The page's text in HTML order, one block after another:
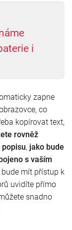
i
zapne
co
kopírovat text,
rovněž
, jako bude
s vaším
mít přístup k
uvidíte přímo
snadno